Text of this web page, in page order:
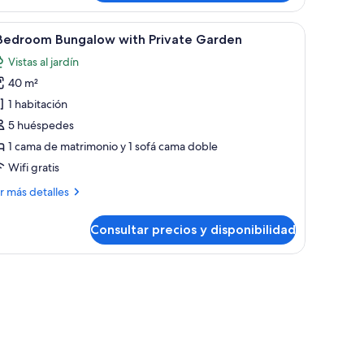
vista al atardecer sobre el mar y una pérgola blanca.Una cama bien hecha con sábanas blancas
39 Bungalow with Private Garden
Vistas al jardín
40 m²
1 habitación
5 huéspedes
1 cama de matrimonio y 1 sofá cama doble
Wifi gratis
más detalles
Consultar precios y disponibilidad
televisor y una ventana con cortinas.